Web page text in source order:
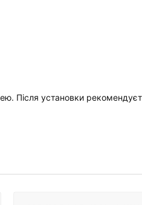
Після установки